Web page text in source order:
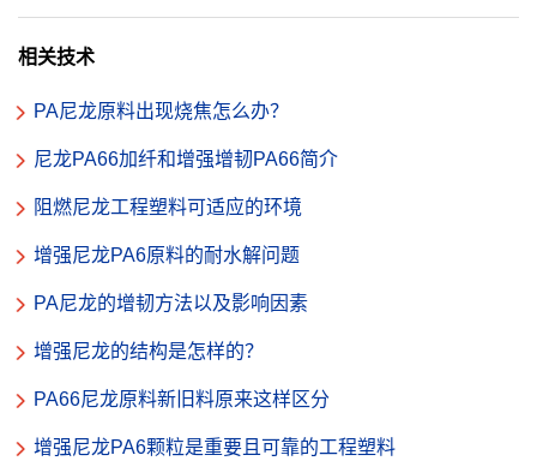
相关技术
PA尼龙原料出现烧焦怎么办？
尼龙PA66加纤和增强增韧PA66简介
阻燃尼龙工程塑料可适应的环境
增强尼龙PA6原料的耐水解问题
PA尼龙的增韧方法以及影响因素
增强尼龙的结构是怎样的？
PA66尼龙原料新旧料原来这样区分
增强尼龙PA6颗粒是重要且可靠的工程塑料